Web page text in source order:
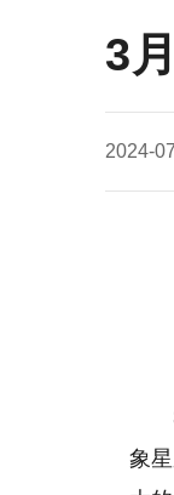
3
2024-
象